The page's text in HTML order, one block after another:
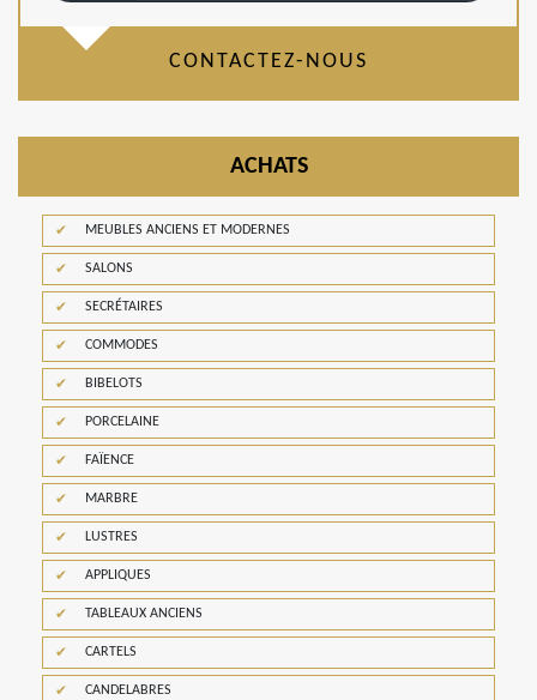
CONTACTEZ-NOUS
ACHATS
MEUBLES ANCIENS ET MODERNES
SALONS
SECRÉTAIRES
COMMODES
BIBELOTS
PORCELAINE
FAÏENCE
MARBRE
LUSTRES
APPLIQUES
TABLEAUX ANCIENS
CARTELS
CANDELABRES